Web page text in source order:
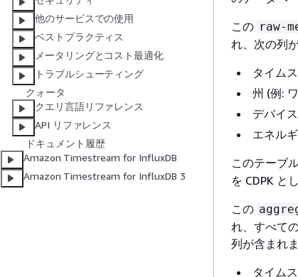
他のサービスでの使用
ベストプラクティス
メータリングとコスト最適化
トラブルシューティング
クォータ
クエリ言語リファレンス
API リファレンス
ドキュメント履歴
Amazon Timestream for InfluxDB
Amazon Timestream for InfluxDB 3
この raw-
れ、次の列
タイム
州 (例:
デバイ
エネル
このテーブ
を CDPK と
この
れ、すべて
列が含まれま
タイム